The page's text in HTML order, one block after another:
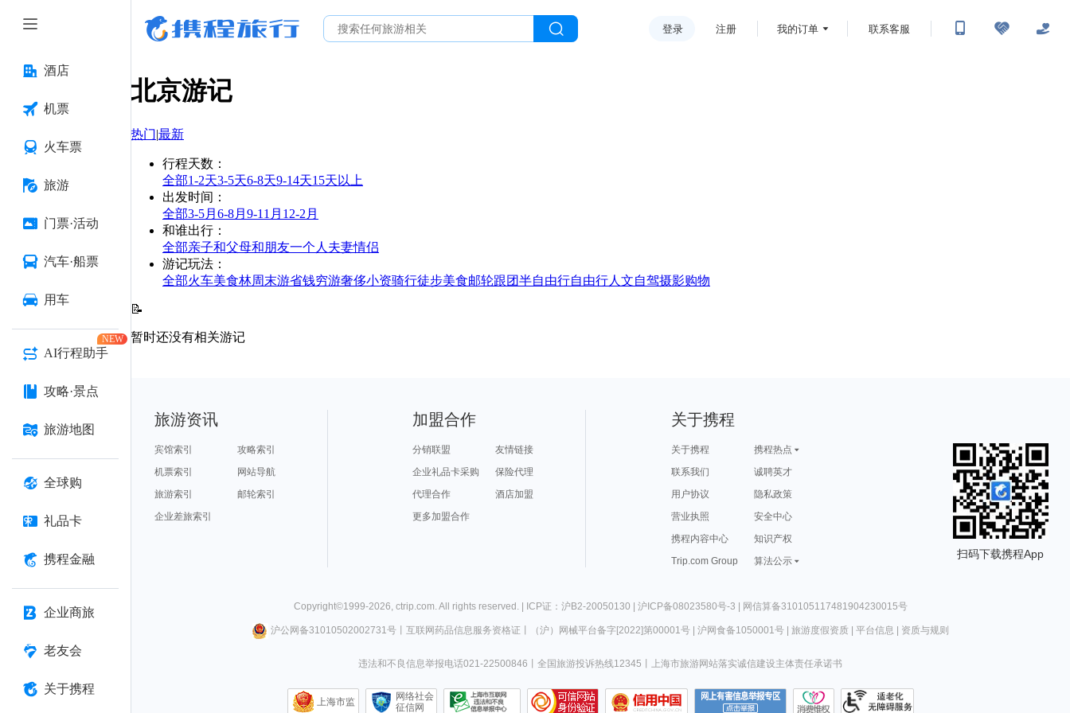
酒店
机票
火车票
旅游
门票·活动
汽车·船票
用车
AI行程助手
NEW
攻略·景点
旅游地图
全球购
礼品卡
携程金融
企业商旅
老友会
关于携程
登录 注册 我的订单 联系客服
北京游记
热门|最新
行程天数 ：
全部1-2天3-5天6-8天9-14天15天以上
出发时间 ：
全部3-5月 6-8月 9-11月 12-2月
和谁出行 ：
全部亲子和父母和朋友一个人 夫妻情侣
游记玩法 ：
全部火车美食林周末游省钱穷游奢侈小资骑行徒步美食邮轮跟团半自由行自由行人文自驾摄影购物
📝
暂时还没有相关游记
旅游资讯
宾馆索引
攻略索引
机票索引
网站导航
旅游索引
邮轮索引
企业差旅索引
加盟合作
分销联盟
友情链接
企业礼品卡采购
保险代理
代理合作
酒店加盟
更多加盟合作
关于携程
关于携程
携程热点
联系我们
诚聘英才
用户协议
隐私政策
营业执照
安全中心
携程内容中心
知识产权
Trip.com Group
算法公示
扫码下载携程App
Copyright©1999-2026, ctrip.com. All rights reserved. | ICP证：沪B2-20050130 | 沪ICP备08023580号-3 | 网信算备310105117481904230015号
沪公网备31010502002731号丨 互联网药品信息服务资格证 （沪）网械平台备字[2022]第00001号| 沪网食备1050001号| 旅游度假资质| 平台信息 资质与规则
违法和不良信息举报电话021-22500846 全国旅游投诉热线12345 上海市旅游网站落实诚信建设主体责任承诺书
上海市监
网络社会
征信网